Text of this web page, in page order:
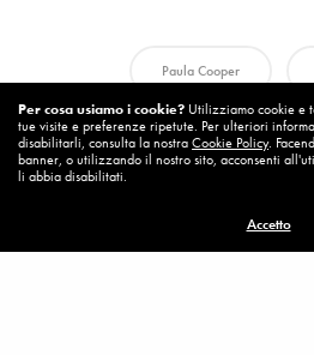
Paula Cooper
Per cosa usiamo i cookie? Utilizziamo cookie e
tue visite e preferenze ripetute. Per ulteriori
disabilitarli, consulta la nostraCookie Policy.
banner, o utilizzando il nostro sito, acconsenti
li abbia disabilitati.
Accetto